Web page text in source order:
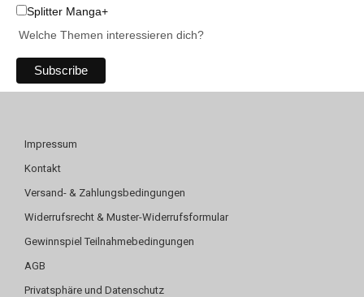
Splitter Manga+
Welche Themen interessieren dich?
Impressum
Kontakt
Versand- & Zahlungsbedingungen
Widerrufsrecht & Muster-Widerrufsformular
Gewinnspiel Teilnahmebedingungen
AGB
Privatsphäre und Datenschutz